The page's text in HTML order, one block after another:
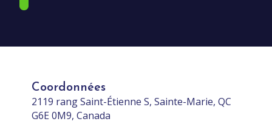
Coordonnées
2119 rang Saint-Étienne S, Sainte-Marie, QC
G6E 0M9, Canada